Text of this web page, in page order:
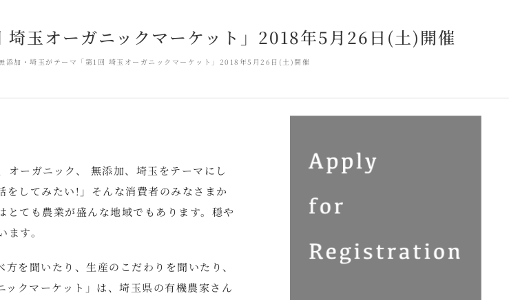
玉オーガニックマーケット」2018年5月26日(土)開催
添加・埼玉がテーマ「第1回 埼玉オーガニックマーケット」2018年5月26日(土)開催
ーガニック、 無添加、埼玉をテーマにし
をしてみたい!」そんな消費者のみなさまか
ても農業が盛んな地域でもあります。穏や
す。
を聞いたり、生産のこだわりを聞いたり、
クマーケット」は、埼玉県の有機農家さん